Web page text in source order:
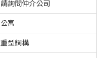
請詢問仲介公司
公寓
重型鋼構